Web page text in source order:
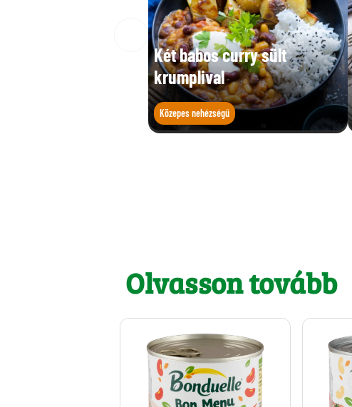
Két babos curry sült
krumplival
Közepes nehézségű
Olvasson tovább